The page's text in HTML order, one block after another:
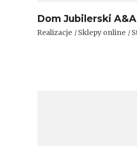
Dom Jubilerski A&A
Realizacje Sklepy online